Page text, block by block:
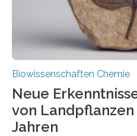
Fachzeitschrift…
Biowissenschaften Chemie
Neue
von Landpflanzen
Jahren